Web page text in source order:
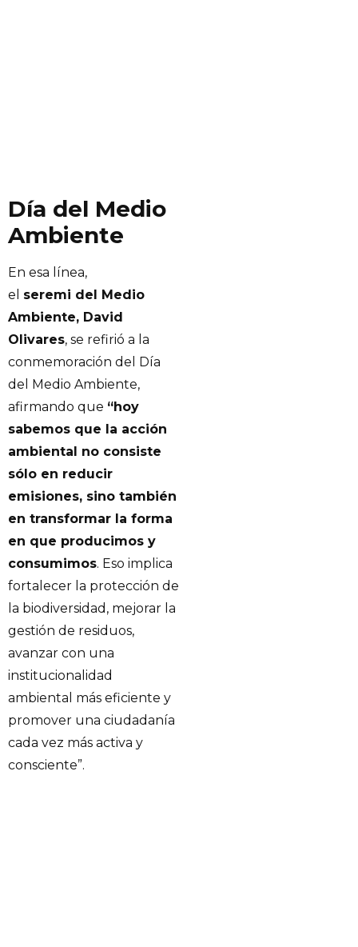
Día del Medio
Ambiente
En esa línea,
el seremi del Medio
Ambiente, David
Olivares, se refirió a la
conmemoración del Día
del Medio Ambiente,
afirmando que “hoy
sabemos que la acción
ambiental no consiste
sólo en reducir
emisiones, sino también
en transformar la forma
en que producimos y
consumimos. Eso implica
fortalecer la protección de
la biodiversidad, mejorar la
gestión de residuos,
avanzar con una
institucionalidad
ambiental más eficiente y
promover una ciudadanía
cada vez más activa y
consciente”.